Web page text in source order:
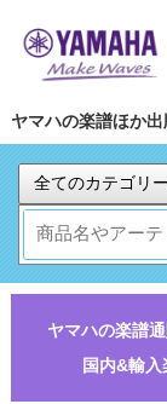
ヤマハの楽譜ほか出
ヤマハの楽譜
国内&輸入